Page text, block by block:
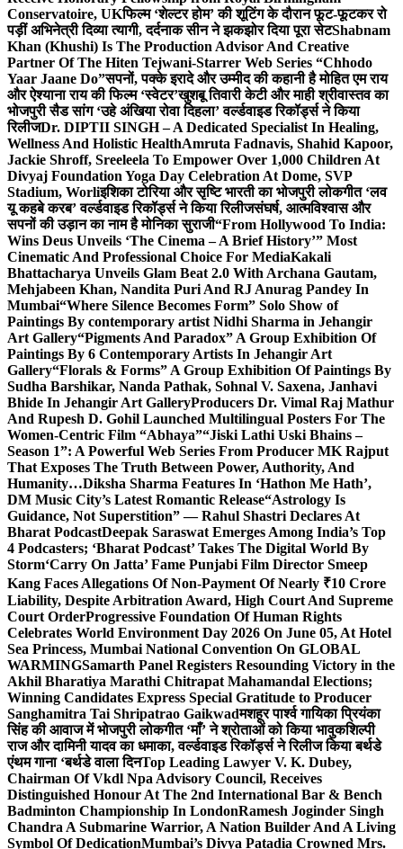
Conservatoire, UKफिल्म ‘शेल्टर होम’ की शूटिंग के दौरान फूट-फूटकर रो
पड़ीं अभिनेत्री दिव्या त्यागी, दर्दनाक सीन ने झकझोर दिया पूरा सेटShabnam
Khan (Khushi) Is The Production Advisor And Creative
Partner Of The Hiten Tejwani-Starrer Web Series “Chhodo
Yaar Jaane Do”सपनों, पक्के इरादे और उम्मीद की कहानी है मोहित एम राय
और ऐश्याना राय की फिल्म ‘स्वेटर’खुशबू तिवारी केटी और माही श्रीवास्तव का
भोजपुरी सैड सांग ‘उहे अंखिया रोवा दिहला’ वर्ल्डवाइड रिकॉर्ड्स ने किया
रिलीजDr. DIPTII SINGH – A Dedicated Specialist In Healing,
Wellness And Holistic HealthAmruta Fadnavis, Shahid Kapoor,
Jackie Shroff, Sreeleela To Empower Over 1,000 Children At
Divyaj Foundation Yoga Day Celebration At Dome, SVP
Stadium, Worliइशिका टोरिया और सृष्टि भारती का भोजपुरी लोकगीत ‘लव
यू कहबे करब’ वर्ल्डवाइड रिकॉर्ड्स ने किया रिलीजसंघर्ष, आत्मविश्वास और
सपनों की उड़ान का नाम है मोनिका सुराजी“From Hollywood To India:
Wins Deus Unveils ‘The Cinema – A Brief History’” Most
Cinematic And Professional Choice For MediaKakali
Bhattacharya Unveils Glam Beat 2.0 With Archana Gautam,
Mehjabeen Khan, Nandita Puri And RJ Anurag Pandey In
Mumbai“Where Silence Becomes Form” Solo Show of
Paintings By contemporary artist Nidhi Sharma in Jehangir
Art Gallery“Pigments And Paradox” A Group Exhibition Of
Paintings By 6 Contemporary Artists In Jehangir Art
Gallery“Florals & Forms” A Group Exhibition Of Paintings By
Sudha Barshikar, Nanda Pathak, Sohnal V. Saxena, Janhavi
Bhide In Jehangir Art GalleryProducers Dr. Vimal Raj Mathur
And Rupesh D. Gohil Launched Multilingual Posters For The
Women-Centric Film “Abhaya”“Jiski Lathi Uski Bhains –
Season 1”: A Powerful Web Series From Producer MK Rajput
That Exposes The Truth Between Power, Authority, And
Humanity…Diksha Sharma Features In ‘Hathon Me Hath’,
DM Music City’s Latest Romantic Release“Astrology Is
Guidance, Not Superstition” — Rahul Shastri Declares At
Bharat PodcastDeepak Saraswat Emerges Among India’s Top
4 Podcasters; ‘Bharat Podcast’ Takes The Digital World By
Storm‘Carry On Jatta’ Fame Punjabi Film Director Smeep
Kang Faces Allegations Of Non-Payment Of Nearly ₹10 Crore
Liability, Despite Arbitration Award, High Court And Supreme
Court OrderProgressive Foundation Of Human Rights
Celebrates World Environment Day 2026 On June 05, At Hotel
Sea Princess, Mumbai National Convention On GLOBAL
WARMINGSamarth Panel Registers Resounding Victory in the
Akhil Bharatiya Marathi Chitrapat Mahamandal Elections;
Winning Candidates Express Special Gratitude to Producer
Sanghamitra Tai Shripatrao Gaikwadमशहूर पार्श्व गायिका प्रियंका
सिंह की आवाज में भोजपुरी लोकगीत ‘माँ’ ने श्रोताओं को किया भावुकशिल्पी
राज और दामिनी यादव का धमाका, वर्ल्डवाइड रिकॉर्ड्स ने रिलीज किया बर्थडे
एंथम गाना ‘बर्थडे वाला दिनTop Leading Lawyer V. K. Dubey,
Chairman Of Vkdl Npa Advisory Council, Receives
Distinguished Honour At The 2nd International Bar & Bench
Badminton Championship In LondonRamesh Joginder Singh
Chandra A Submarine Warrior, A Nation Builder And A Living
Symbol Of DedicationMumbai’s Divya Patadia Crowned Mrs.